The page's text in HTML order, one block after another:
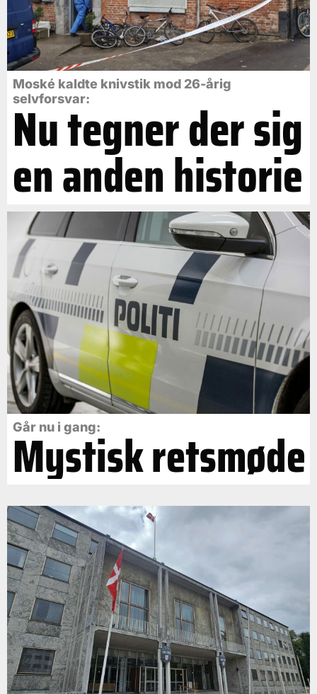
Moské kaldte knivstik mod 26-årig
selvforsvar:
Nu tegner der sig
en anden historie
Går nu i gang:
Mystisk retsmøde